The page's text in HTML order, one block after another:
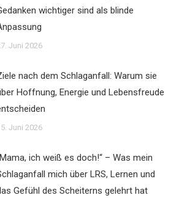
wichtiger sind als blinde
Juni 2026
nach dem Schlaganfall: Warum sie
Hoffnung, Energie und Lebensfreude
Juni 2026
ich weiß es doch!“ – Was mein
mich über LRS, Lernen und
Gefühl des Scheiterns gelehrt hat